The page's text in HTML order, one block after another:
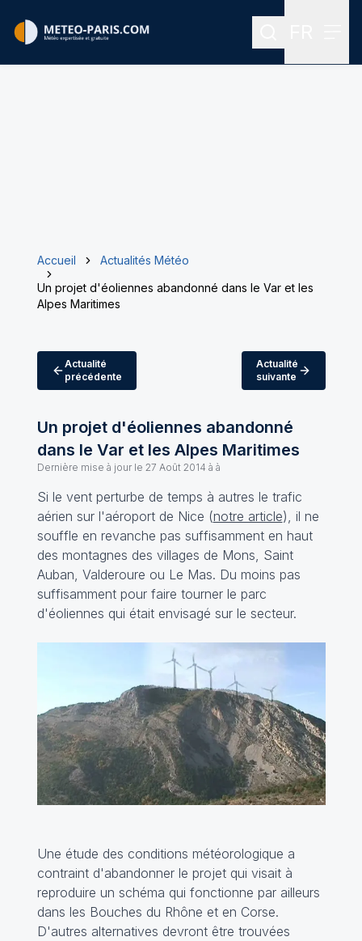
Rechercher
Accueil
Actualités Météo
Un projet d'éoliennes abandonné dans le Var et les
Alpes Maritimes
Actualité
précédente
Actualité
suivante
Un projet d'éoliennes abandonné
dans le Var et les Alpes Maritimes
Dernière mise à jour le 27 Août 2014 à à
Si le vent perturbe de temps à autres le trafic
aérien sur l'aéroport de Nice (notre article), il ne
souffle en revanche pas suffisamment en haut
des montagnes des villages de Mons, Saint
Auban, Valderoure ou Le Mas. Du moins pas
suffisamment pour faire tourner le parc
d'éoliennes qui était envisagé sur le secteur.
Une étude des conditions météorologique a
contraint d'abandonner le projet qui visait à
reproduire un schéma qui fonctionne par ailleurs
dans les Bouches du Rhône et en Corse.
D'autres alternatives devront être trouvées